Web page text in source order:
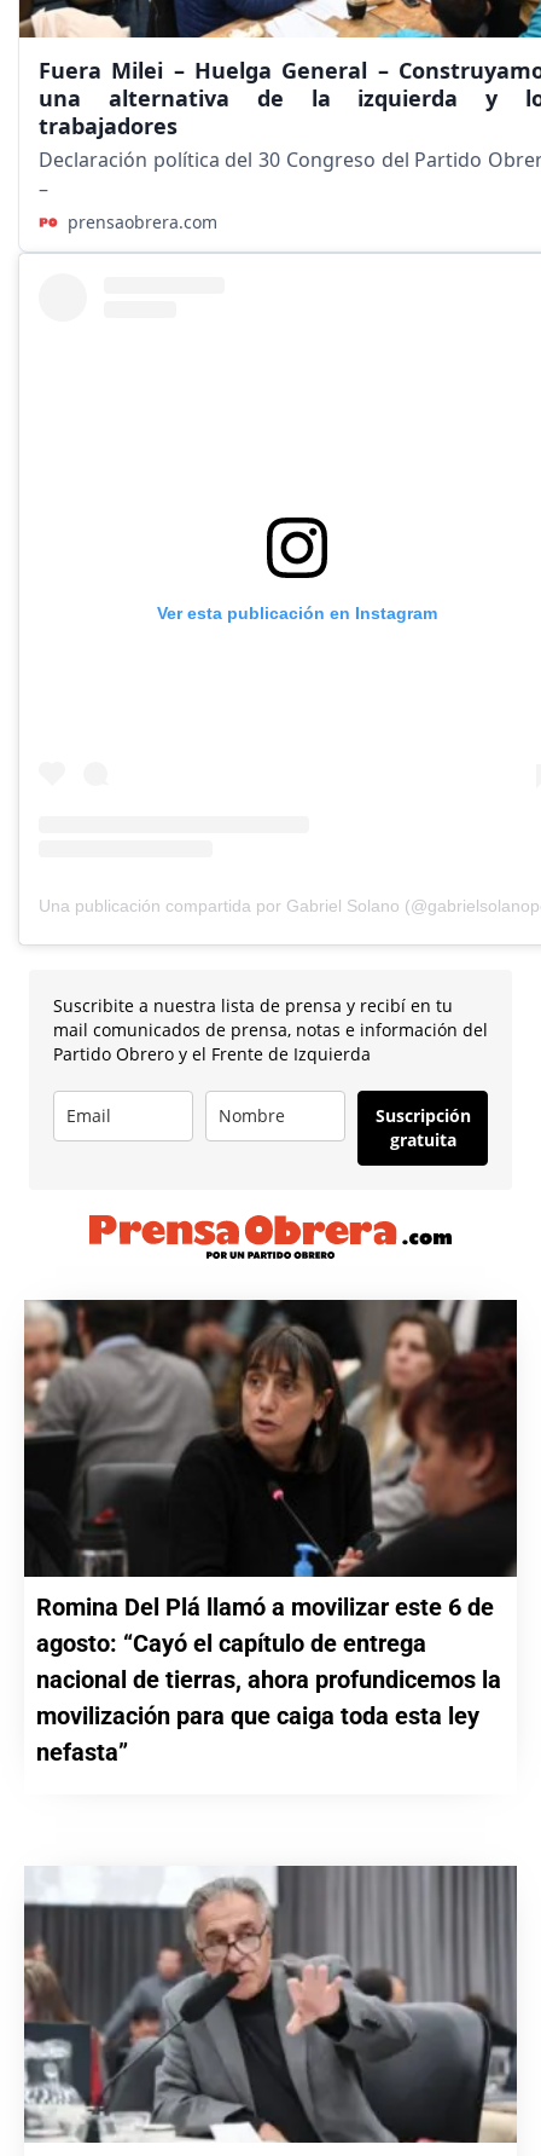
Fuera Milei – Huelga General –
una alternativa de la izquierda y
trabajadores
Declaración política del 30 Congreso del Partido
–
prensaobrera.com
Ver esta publicación en Instagram
Una publicación compartida por Gabriel Solano
Suscribite a nuestra lista de prensa y recibí en tu
mail comunicados de prensa, notas e información del
Partido Obrero y el Frente de Izquierda
Suscripción
gratuita
Romina Del Plá llamó a movilizar este 6 de
agosto: “Cayó el capítulo de entrega
nacional de tierras, ahora profundicemos la
movilización para que caiga toda esta ley
nefasta”